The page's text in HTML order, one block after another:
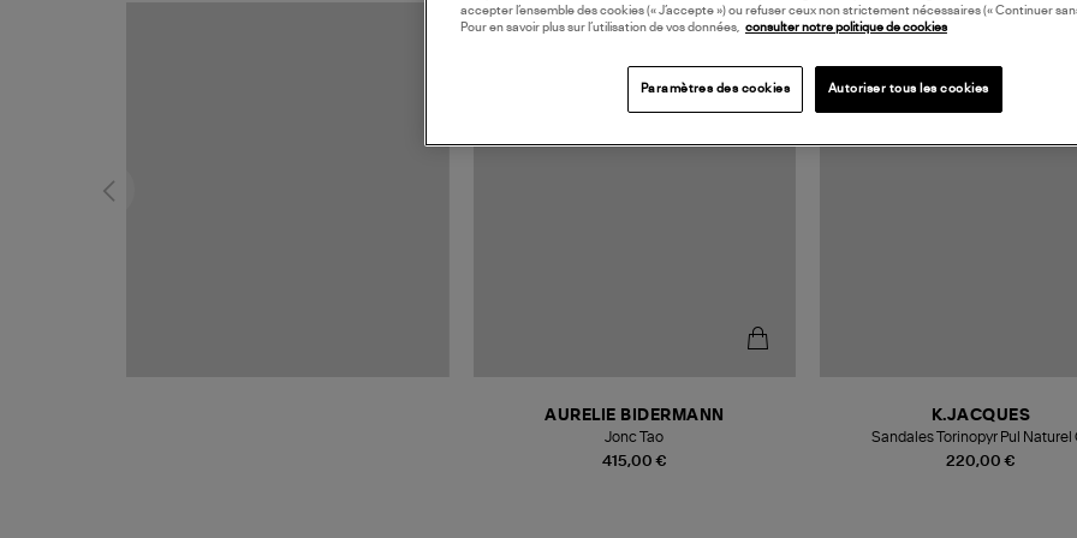
415,00 €
AURELIE BIDERMANN
Jonc Tao
MADE IN FRANCE
220,00 €
K.JACQUES
Sandales Torinopyr Pul Naturel
accepter l’ensemble des cookies (« J’accepte ») ou refuser ceux non strictement nécessaires (« Continuer
Pour en savoir plus sur l’utilisation de vos données,
consulter notre politique de cookies
Paramètres des cookies Autoriser tous les cookies